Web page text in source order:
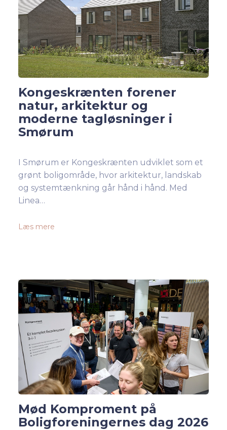
Kongeskrænten forener
natur, arkitektur og
moderne tagløsninger i
Smørum
I Smørum er Kongeskrænten udviklet som et
grønt boligområde, hvor arkitektur, landskab
og systemtænkning går hånd i hånd. Med
Linea…
Læs mere
Mød Komproment på
Boligforeningernes dag 2026